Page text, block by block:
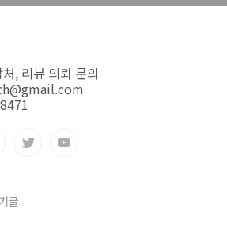
, 리뷰 의뢰 문의
글